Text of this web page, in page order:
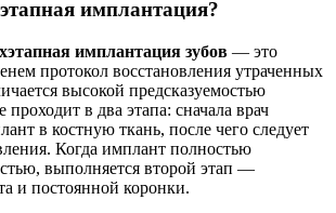
имплантация?
имплантация зубов — это
протокол восстановления утраченных
высокой предсказуемостью
проходит в два этапа: сначала врач
в костную ткань, после чего следует
Когда имплант полностью
выполняется второй этап —
и постоянной коронки.